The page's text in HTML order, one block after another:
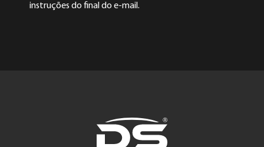
instruções do final do e-mail.